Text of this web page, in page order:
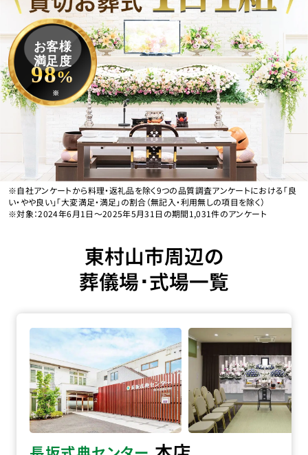
お客様
満足度
98%
※
※自社アンケートから料理・返礼品を除く9つの品質調査アンケートにおける「良
い・やや良い」「大変満足・満足」の割合（無記入・利用無しの項目を除く）
※対象：2024年6月1日〜2025年5月31日の期間1,031件のアンケート
東村山市周辺の
葬儀場･式場一覧